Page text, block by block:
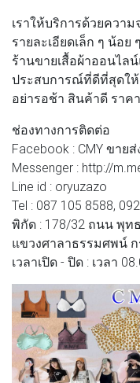
เราให้บริการด้วยความ
รายละเอียดเล็ก ๆ น้อ
ร้านขายเสื้อผ้าออนไล
ประสบการณ์ที่ดีที่สุดใ
อย่ารอช้า สินค้าดี ราค
ช่องทางการติดต่อ
Facebook : CMY ขายส่
Messenger : http://
Line id : oryuzazo
Tel : 087 105 8588,
พิกัด : 178/32 ถนน พุท
แขวงศาลาธรรมศพน์ ก
เวลาเปิด - ปิด : เวลา